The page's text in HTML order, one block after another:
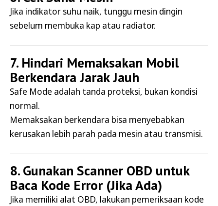
Jika indikator suhu naik, tunggu mesin dingin
sebelum membuka kap atau radiator.
7. Hindari Memaksakan Mobil
Berkendara Jarak Jauh
Safe Mode adalah tanda proteksi, bukan kondisi
normal.
Memaksakan berkendara bisa menyebabkan
kerusakan lebih parah pada mesin atau transmisi.
8. Gunakan Scanner OBD untuk
Baca Kode Error (Jika Ada)
Jika memiliki alat OBD, lakukan pemeriksaan kode